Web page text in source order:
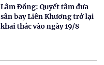
Lâm Đồng: Quyết tâm đưa
sân bay Liên Khương trở lại
khai thác vào ngày 19/8